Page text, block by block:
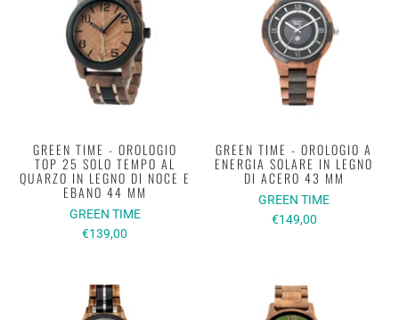
GREEN TIME - OROLOGIO
TOP 25 SOLO TEMPO AL
QUARZO IN LEGNO DI NOCE E
EBANO 44 MM
GREEN TIME
€139,00
GREEN TIME - OROLOGIO A
ENERGIA SOLARE IN LEGNO
DI ACERO 43 MM
GREEN TIME
€149,00